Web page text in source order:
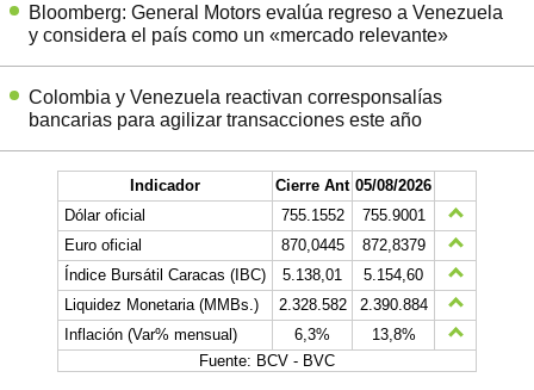
Bloomberg: General Motors evalúa regreso a Venezuela
y considera el país como un «mercado relevante»
Colombia y Venezuela reactivan corresponsalías
bancarias para agilizar transacciones este año
Indicador Cierre Ant 05/08/2026
Dólar oficial
755.1552
755.9001
Euro oficial
870,0445
872,8379
Índice Bursátil Caracas (IBC)
5.138,01
5.154,60
Liquidez Monetaria (MMBs.)
2.328.582
2.390.884
Inflación (Var% mensual)
6,3%
13,8%
Fuente: BCV - BVC